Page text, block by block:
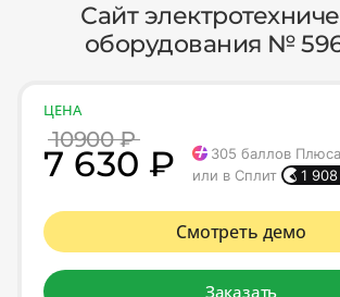
Сайт
оборудования №
ЦЕНА
10900 ₽
7 630 ₽ 305 баллов Плюса
или в Сплит
1 908
Смотреть демо
Заказать